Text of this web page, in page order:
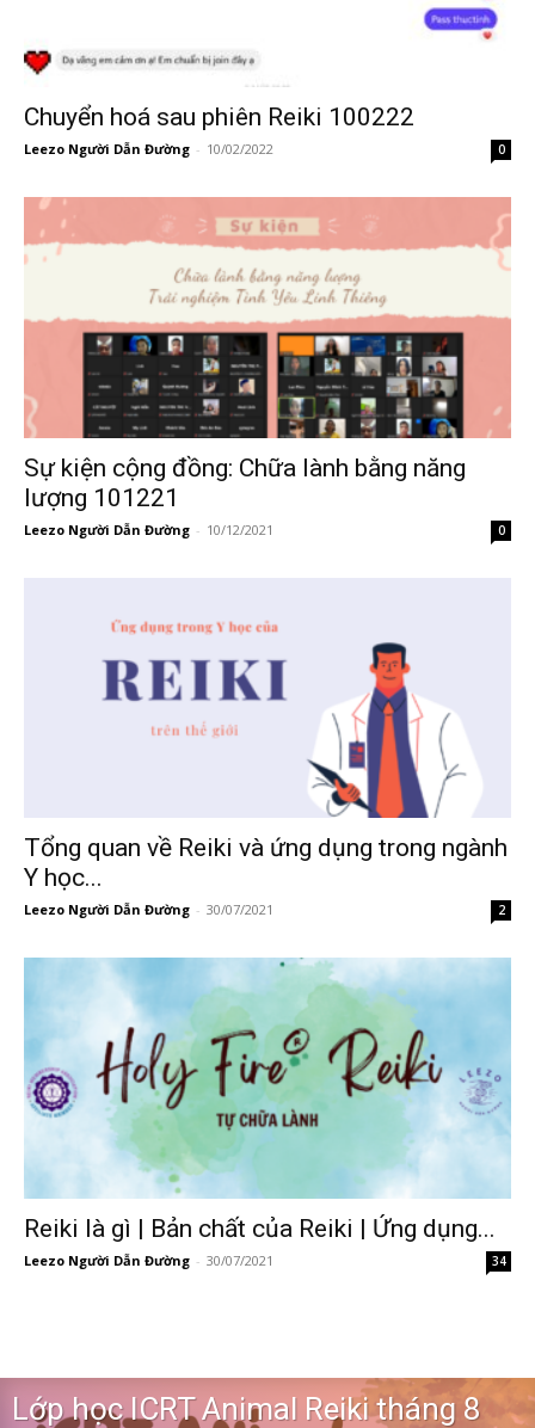
Chuyển hoá sau phiên Reiki 100222
Leezo Người Dẫn Đường - 10/02/2022 0
Sự kiện cộng đồng: Chữa lành bằng năng
lượng 101221
Leezo Người Dẫn Đường - 10/12/2021 0
Tổng quan về Reiki và ứng dụng trong ngành
Y học...
Leezo Người Dẫn Đường - 30/07/2021 2
Reiki là gì | Bản chất của Reiki | Ứng dụng...
Leezo Người Dẫn Đường - 30/07/2021 34
Lớp học ICRT Animal Reiki tháng 8